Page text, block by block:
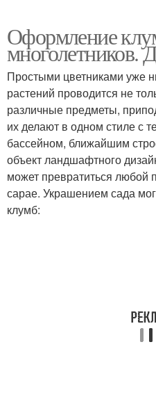
Неприхотливые цвета
Оформление
многолетников.
Простыми цветниками уже
растений проводится не
различные предметы,
их делают в одном стиле с
бассейном, ближайшим
объект ландшафтного
может превратиться
сарае. Украшением сада
клумб: